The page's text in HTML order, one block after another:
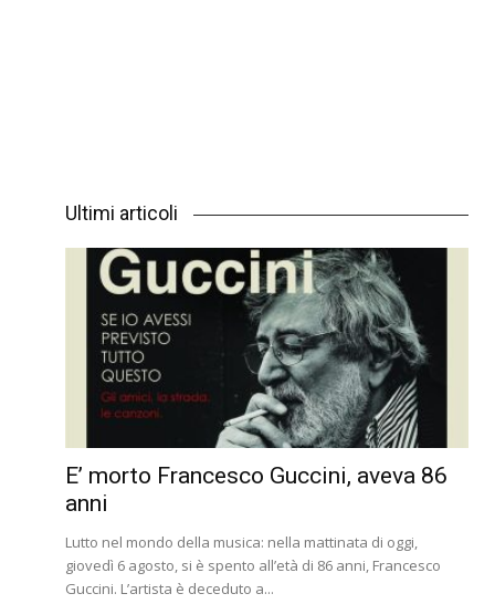
Ultimi articoli
E’ morto Francesco Guccini, aveva 86
anni
Lutto nel mondo della musica: nella mattinata di oggi,
giovedì 6 agosto, si è spento all’età di 86 anni, Francesco
Guccini. L’artista è deceduto a...